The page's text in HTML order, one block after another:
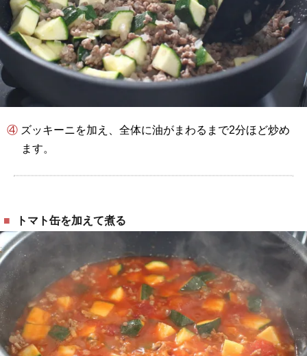
④ ズッキーニを加え、全体に油がまわるまで2分ほど炒め
ます。
トマト缶を加えて煮る